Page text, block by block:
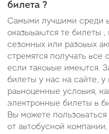
билета ?
Самыми лучшими среди
оказываются те билеты ,
сезонных или разовых
стремятся получать все
если таковые имеются.
билеты у нас на сайте, у
равноценные условия,
электронные билеты в
Вы можете
от автобусной